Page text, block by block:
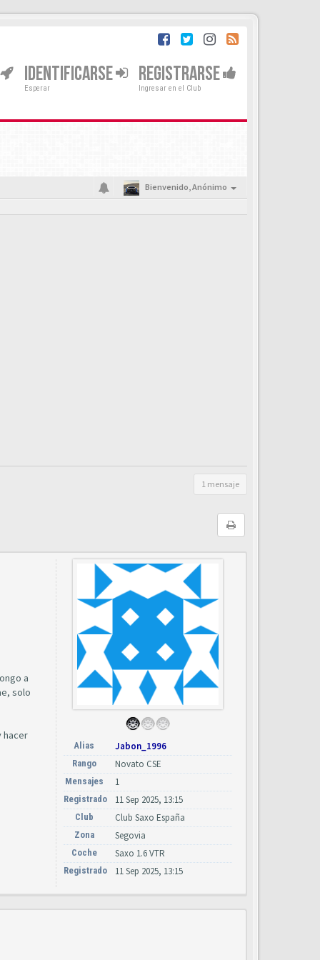
IDENTIFICARSE
Esperar
REGISTRARSE
Ingresar en el Club
Bienvenido,Anónimo
1 mensaje
a
solo
hacer
Alias Jabon_1996
Rango Novato CSE
Mensajes 1
Registrado 11 Sep 2025, 13:15
Club Club Saxo España
Zona Segovia
Coche Saxo 1.6 VTR
Registrado 11 Sep 2025, 13:15